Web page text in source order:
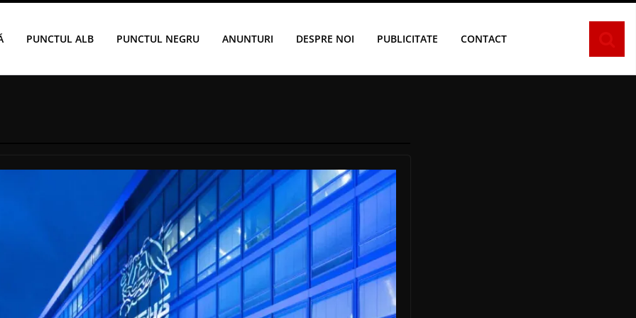
PUNCTUL ALB PUNCTUL NEGRU ANUNTURI DESPRE NOI PUBLICITATE CONTACT